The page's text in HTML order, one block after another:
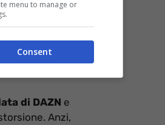
che
cela una
mesi fa.
utenti
di DAZN e
Anzi,
menu to manage or
Consent